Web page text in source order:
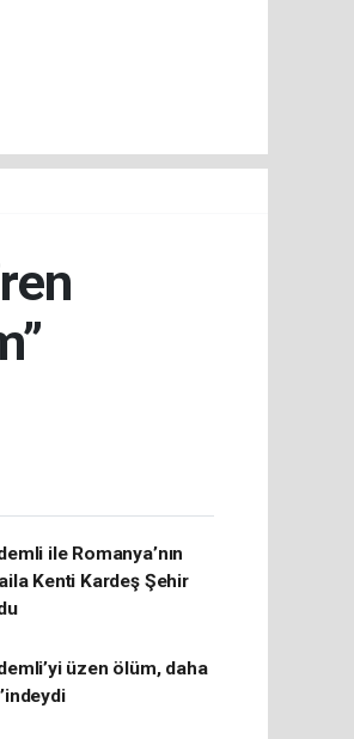
ile Romanya’nın
Kenti Kardeş Şehir
üzen ölüm, daha